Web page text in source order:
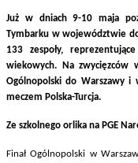
Już w dniach 9-10 maja
Tymbarku w województwie
133 zespoły,
wiekowych. Na zwycięzców
Ogólnopolski do Warszawy i
meczem Polska-Turcja.
Ze szkolnego orlika na PGE
Finał Ogólnopolski w